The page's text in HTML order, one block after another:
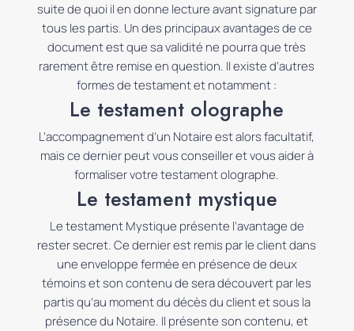
suite de quoi il en donne lecture avant signature par
tous les partis. Un des principaux avantages de ce
document est que sa validité ne pourra que très
rarement être remise en question. Il existe d’autres
formes de testament et notamment :
Le testament olographe
L’accompagnement d’un Notaire est alors facultatif,
mais ce dernier peut vous conseiller et vous aider à
formaliser votre testament olographe.
Le testament mystique
Le testament Mystique présente l’avantage de
rester secret. Ce dernier est remis par le client dans
une enveloppe fermée en présence de deux
témoins et son contenu de sera découvert par les
partis qu’au moment du décès du client et sous la
présence du Notaire. Il présenteson contenu, et